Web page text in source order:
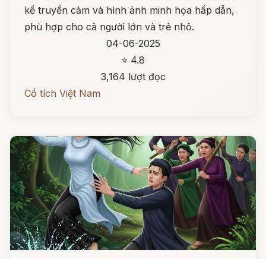
kể truyền cảm và hình ảnh minh họa hấp dẫn,
phù hợp cho cả người lớn và trẻ nhỏ.
04-06-2025
⭐ 4.8
3,164 lượt đọc
Cổ tích Việt Nam